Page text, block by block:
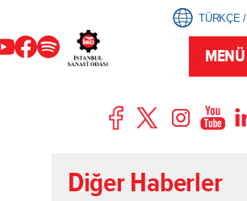
TÜRKÇE/
MENÜ
Diğer Haberler